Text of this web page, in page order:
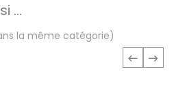
...
la même catégorie)